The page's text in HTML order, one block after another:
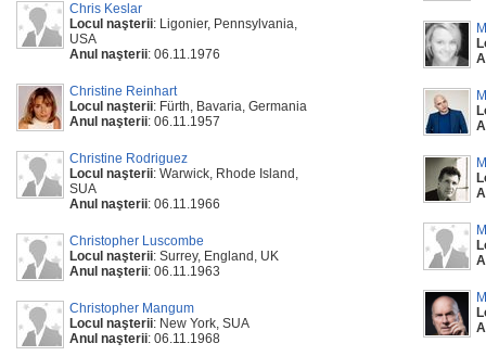
Chris Keslar
Locul naşterii: Ligonier, Pennsylvania,
USA
Anul naşterii: 06.11.1976
Christine Reinhart
Locul naşterii: Fürth, Bavaria, Germania
Anul naşterii: 06.11.1957
Christine Rodriguez
Locul naşterii: Warwick, Rhode Island,
SUA
Anul naşterii: 06.11.1966
Christopher Luscombe
Locul naşterii: Surrey, England, UK
Anul naşterii: 06.11.1963
Christopher Mangum
Locul naşterii: New York, SUA
Anul naşterii: 06.11.1968